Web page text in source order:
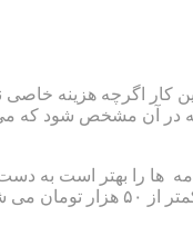
کار اگرچه هزینه
در آن مشخص شود که
ها را بهتر است به
ها از آن ها بخواهد که خود شخصا مشخصات